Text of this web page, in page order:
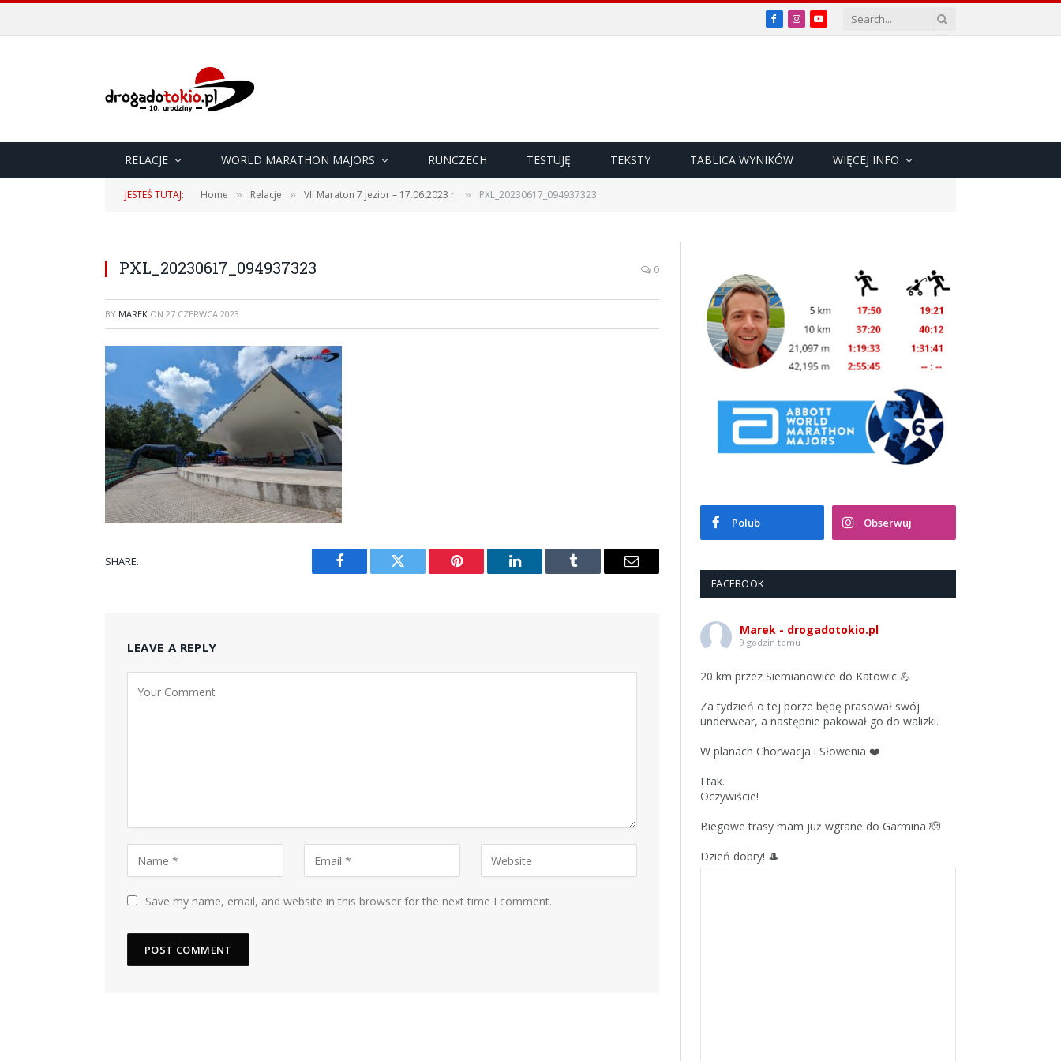
Facebook
InstagramYouTube
RELACJE WORLD MARATHON MAJORS RUNCZECH TESTUJĘ TEKSTY TABLICA WYNIKÓW WIĘCEJ INFO
JESTEŚ TUTAJ: Home » Relacje » VII Maraton 7 Jezior – 17.06.2023 r. » PXL_20230617_094937323
PXL_20230617_094937323 0
BY MAREK ON 27 CZERWCA 2023
SHARE.
Facebook Twitter Pinterest LinkedIn Tumblr Email
LEAVE A REPLY
Save my name, email, and website in this browser for the next time I comment.
Polub Obserwuj
FACEBOOK
Marek - drogadotokio.pl
9 godzin temu
20 km przez Siemianowice do Katowic 💪
Za tydzień o tej porze będę prasował swój
underwear, a następnie pakował go do walizki.
W planach Chorwacja i Słowenia ❤️
I tak.
Oczywiście!
Biegowe trasy mam już wgrane do Garmina 🫡
Dzień dobry! 🎩